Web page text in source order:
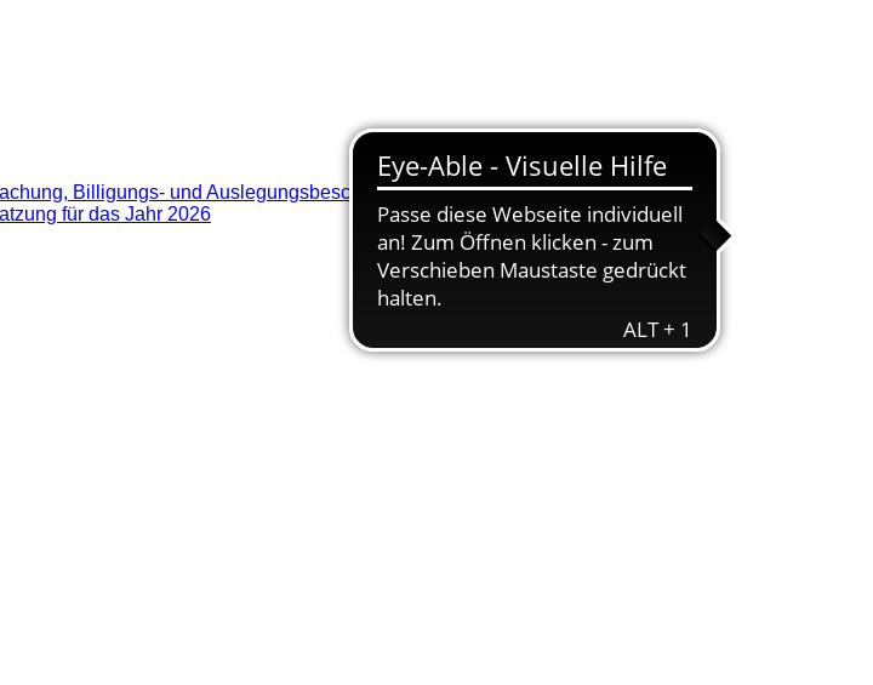
Billigungs- und Auslegungsbeschluss
für das Jahr 2026